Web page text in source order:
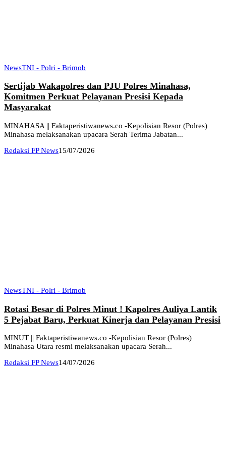
NewsTNI - Polri - Brimob
Sertijab Wakapolres dan PJU Polres Minahasa,
Komitmen Perkuat Pelayanan Presisi Kepada
Masyarakat
MINAHASA || Faktaperistiwanews.co -Kepolisian Resor (Polres)
Minahasa melaksanakan upacara Serah Terima Jabatan...
Redaksi FP News15/07/2026
NewsTNI - Polri - Brimob
Rotasi Besar di Polres Minut ! Kapolres Auliya Lantik
5 Pejabat Baru, Perkuat Kinerja dan Pelayanan Presisi
MINUT || Faktaperistiwanews.co -Kepolisian Resor (Polres)
Minahasa Utara resmi melaksanakan upacara Serah...
Redaksi FP News14/07/2026